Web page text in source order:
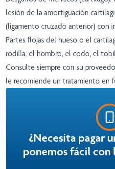
lesión de la amortiguación
(ligamento cruzado anterior) con
Partes flojas del hueso o el
rodilla, el hombro, el codo, el
Consulte siempre con su
le recomiende un tratamiento en
¿Necesita pagar
ponemos fácil con